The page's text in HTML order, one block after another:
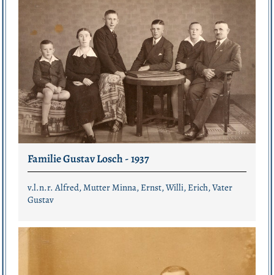
Familie Gustav Losch - 1937
v.l.n.r. Alfred, Mutter Minna, Ernst, Willi, Erich, Vater
Gustav